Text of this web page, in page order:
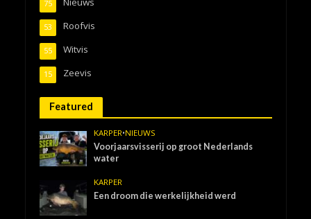
75
Roofvis
53
Witvis
55
Zeevis
15
Featured
KARPER•NIEUWS
Voorjaarsvisserij op groot Nederlands
water
KARPER
Een droom die werkelijkheid werd